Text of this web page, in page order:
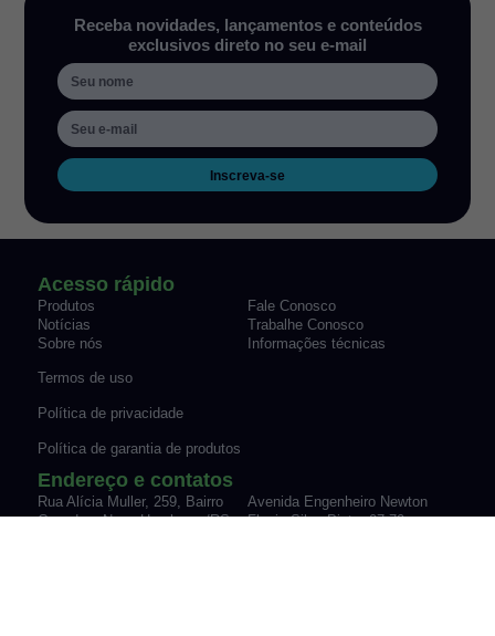
Receba novidades, lançamentos e conteúdos
exclusivos direto no seu e-mail
Inscreva-se
Acesso rápido
Produtos
Fale Conosco
Notícias
Trabalhe Conosco
Sobre nós
Informações técnicas
Termos de uso
Política de privacidade
Política de garantia de produtos
Endereço e contatos
Rua Alícia Muller, 259, Bairro
Canudos Novo Hamburgo/RS
Avenida Engenheiro Newton
Flavio Silva Pinto, 07-70,